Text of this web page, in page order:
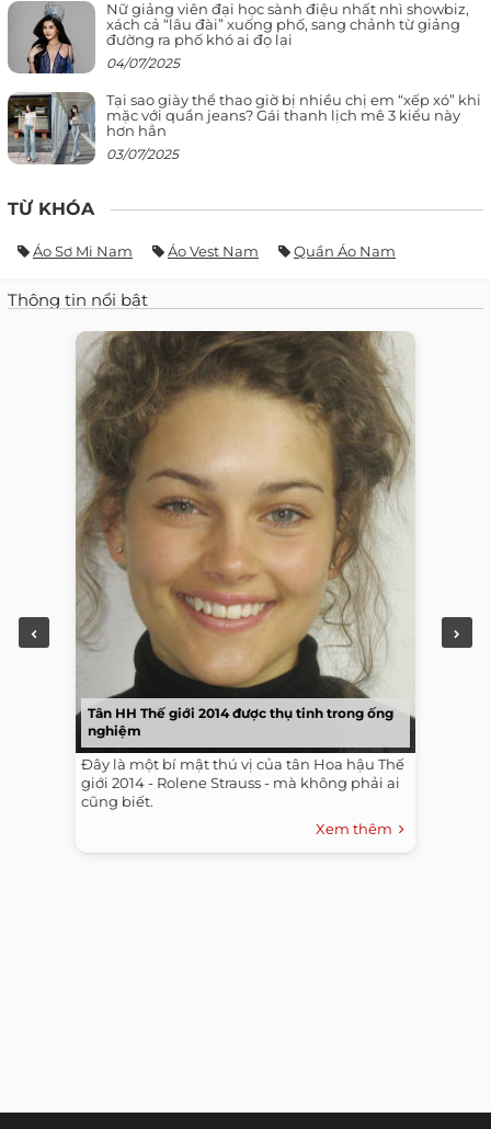
Nữ giảng viên đại học sành điệu nhất nhì showbiz,
xách cả “lâu đài” xuống phố, sang chảnh từ giảng
đường ra phố khó ai đọ lại
04/07/2025
Tại sao giày thể thao giờ bị nhiều chị em “xếp xó” khi
mặc với quần jeans? Gái thanh lịch mê 3 kiểu này
hơn hẳn
03/07/2025
TỪ KHÓA
Áo Sơ Mi Nam Áo Vest Nam Quần Áo Nam
Thông tin nổi bật
Tân HH Thế giới 2014 được thụ tinh trong ống
nghiệm
Đây là một bí mật thú vị của tân Hoa hậu Thế
giới 2014 - Rolene Strauss - mà không phải ai
cũng biết.
Xem thêm